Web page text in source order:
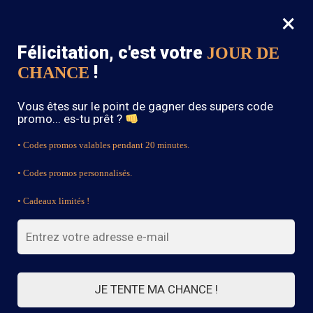
0
SOLDES : -15% sur toute la boutique avec le code « BOHEME15 »
purple
FILTRES
Voici le seul résultat
×
Félicitation, c'est votre JOUR DE
CHANCE !
Vous êtes sur le point de gagner des supers code
promo... es-tu prêt ?
• Codes promos valables pendant 20 minutes.
• Codes promos personnalisés.
• Cadeaux limités !
JE TENTE MA CHANCE !